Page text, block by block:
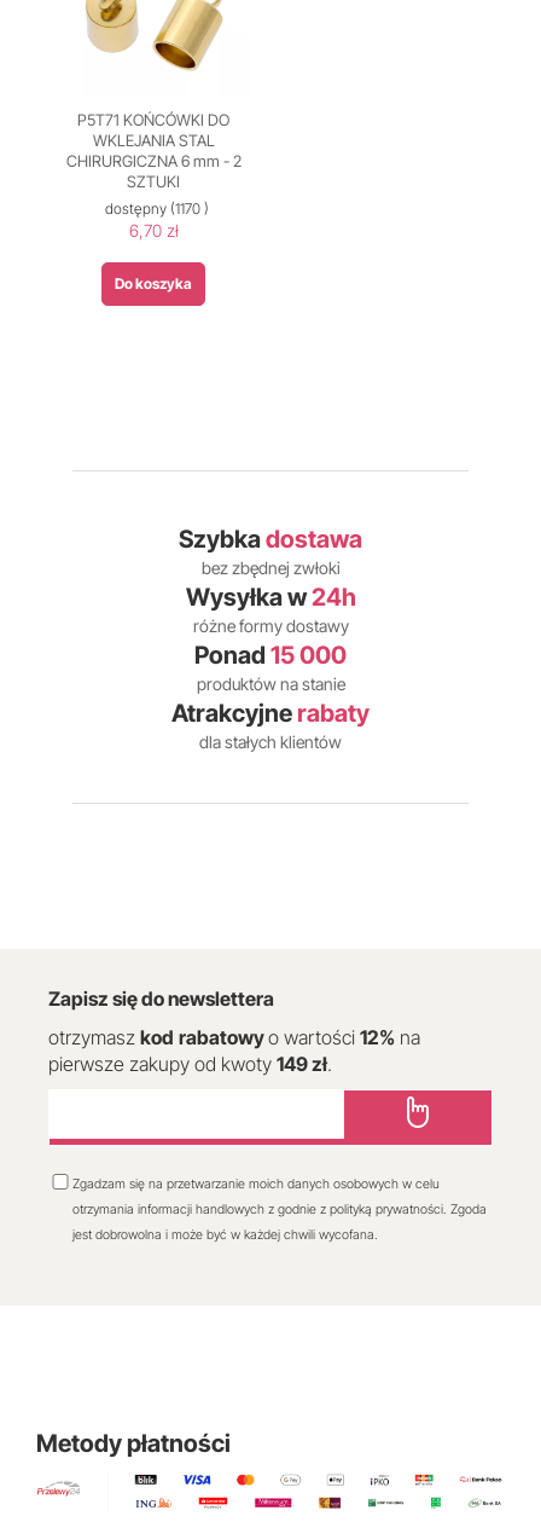
P5T71 KOŃCÓWKI DO
WKLEJANIA STAL
CHIRURGICZNA 6 mm - 2
SZTUKI
dostępny(1170 )
6,70 zł
Do koszyka
Szybkadostawa
bez zbędnej zwłoki
Wysyłka w24h
różne formy dostawy
Ponad 15 000
produktów na stanie
Atrakcyjne rabaty
dla stałych klientów
Zapisz się do newslettera
otrzymasz kod rabatowyo wartości 12% na
pierwsze zakupy od kwoty 149 zł.
Zgadzam się na przetwarzanie moich danych osobowych w celu
otrzymania informacji handlowych z godnie z polityką prywatności. Zgoda
jest dobrowolna i może być w każdej chwili wycofana.
Metody płatności